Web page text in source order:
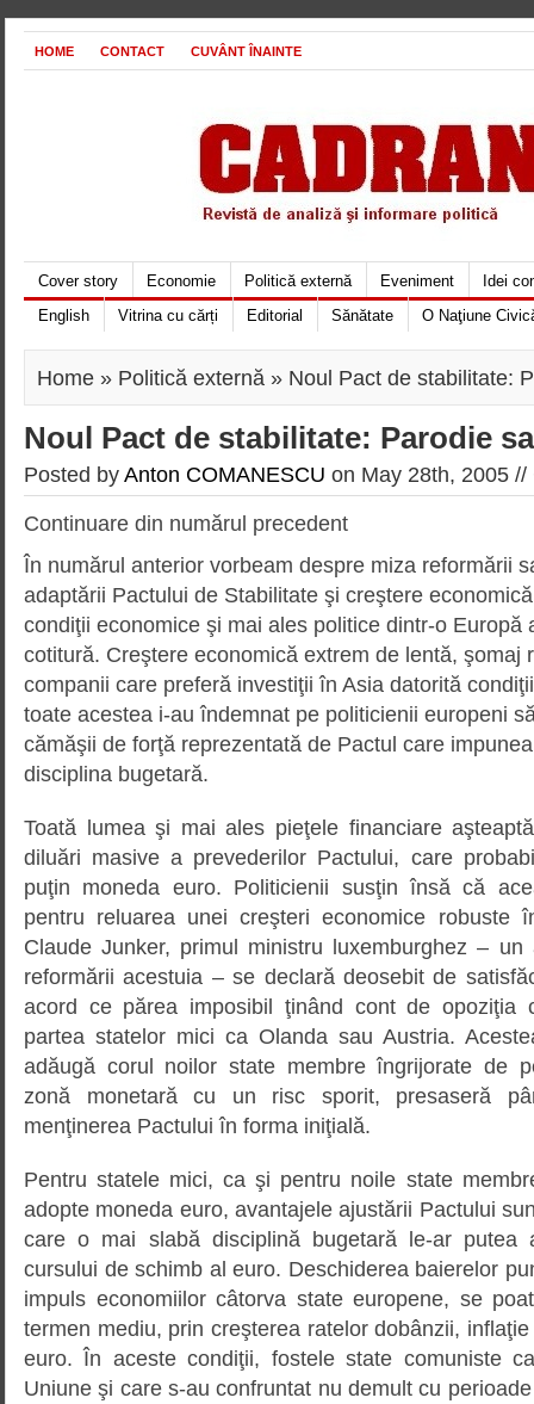
HOME CONTACT CUVÂNT ÎNAINTE
Cover story Economie Politică externă Eveniment
Idei
English
Vitrina cu cărți Editorial Sănătate O Naţiune
Home » Politică externă » Noul Pact de stabilitate:
Noul Pact de stabilitate: Parodie
Posted byAnton COMANESCU on May 28th, 2005 //
Continuare din numărul precedent
În numărul anterior vorbeam despre miza reformării
adaptării Pactului de Stabilitate şi creştere
condiţii economice şi mai ales politice dintr-o Europă
cotitură. Creştere economică extrem de lentă, şomaj
companii care preferă investiţii în Asia datorită
toate acestea i-au îndemnat pe politicienii europeni
cămăşii de forţă reprezentată de Pactul care
disciplina bugetară.
Toată lumea şi mai ales pieţele financiare
diluări masive a prevederilor Pactului, care
puţin moneda euro. Politicienii susţin însă că
pentru reluarea unei creşteri economice robuste
Claude Junker, primul ministru luxemburghez –
reformării acestuia – se declară deosebit de
acord ce părea imposibil ţinând cont de opoziţia
partea statelor mici ca Olanda sau Austria.
adăugă corul noilor state membre îngrijorate de
zonă monetară cu un risc sporit, presaseră
menţinerea Pactului în forma iniţială.
Pentru statele mici, ca şi pentru noile state
adopte moneda euro, avantajele ajustării Pactului
care o mai slabă disciplină bugetară le-ar putea
cursului de schimb al euro. Deschiderea baierelor
impuls economiilor câtorva state europene, se
termen mediu, prin creşterea ratelor dobânzii,
euro. În aceste condiţii, fostele state comuniste
Uniune şi care s-au confruntat nu demult cu